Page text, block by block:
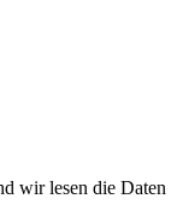
wir lesen die Daten